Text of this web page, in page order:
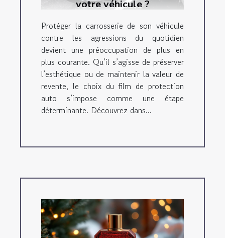
votre véhicule ?
Protéger la carrosserie de son véhicule
contre les agressions du quotidien
devient une préoccupation de plus en
plus courante. Qu’il s’agisse de préserver
l’esthétique ou de maintenir la valeur de
revente, le choix du film de protection
auto s’impose comme une étape
déterminante. Découvrez dans...